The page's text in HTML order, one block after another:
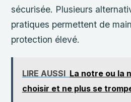
sécurisée. Plusieurs
pratiques permettent de
protection élevé.
LIRE AUSSI La notre ou la
choisir et ne plus se